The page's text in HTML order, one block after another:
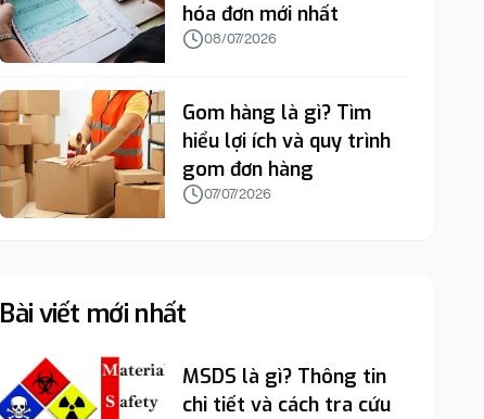
hóa đơn mới nhất
08/07/2026
Gom hàng là gì? Tìm
hiểu lợi ích và quy trình
gom đơn hàng
07/07/2026
Bài viết mới nhất
MSDS là gì? Thông tin
chi tiết và cách tra cứu